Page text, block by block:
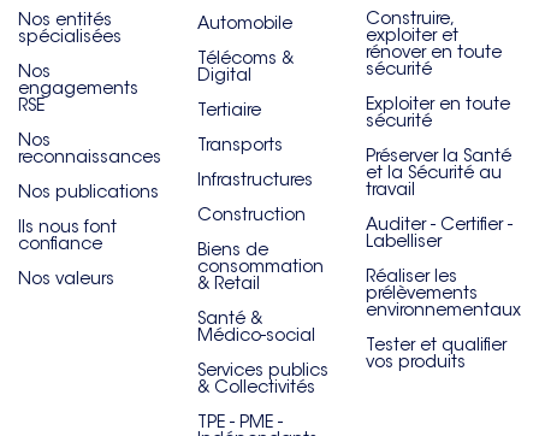
Nos entités
spécialisées
Nos
engagements
RSE
Nos
reconnaissances
Nos publications
Ils nous font
confiance
Nos valeurs
Automobile
Télécoms &
Digital
Tertiaire
Transports
Infrastructures
Construction
Biens de
consommation
& Retail
Santé &
Médico-social
Services publics
& Collectivités
TPE - PME -
Construire,
exploiter et
rénover en toute
sécurité
Exploiter en toute
sécurité
Préserver la Santé
et la Sécurité au
travail
Auditer - Certifier -
Labelliser
Réaliser les
prélèvements
environnementaux
Tester et qualifier
vos produits